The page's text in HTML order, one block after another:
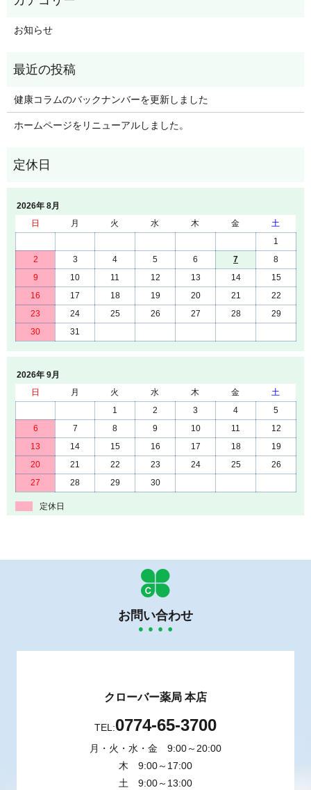
お知らせ
健康コラムのバックナンバーを更新しました
ホームページをリニューアルしました。
2026年 8月
日
月 火 水 木 金
土
1
2
3 4 5 6 7
8
9
10 11 12 13 14
15
16
17 18 19 20 21
22
23
24 25 26 27 28
29
30
31
2026年 9月
日
月 火 水 木 金
土
1
2 3 4
5
6
7 8 9 10 11
12
13
14 15 16 17 18
19
20
21 22 23 24 25
26
27
28 29 30
定休日
お問い合わせ
クローバー薬局 本店
TEL:0774-65-3700
月・火・水・金 9:00～20:00
木 9:00～17:00
土 9:00～13:00